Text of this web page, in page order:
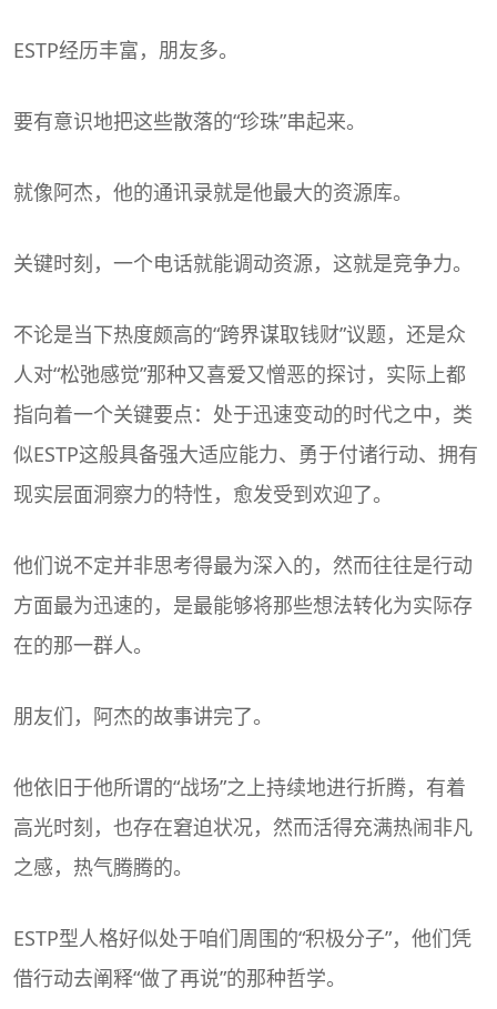
ESTP经历丰富，朋友多。
要有意识地把这些散落的“珍珠”串起来。
就像阿杰，他的通讯录就是他最大的资源库。
关键时刻，一个电话就能调动资源，这就是竞争力。
不论是当下热度颇高的“跨界谋取钱财”议题，还是众
人对“松弛感觉”那种又喜爱又憎恶的探讨，实际上都
指向着一个关键要点：处于迅速变动的时代之中，类
似ESTP这般具备强大适应能力、勇于付诸行动、拥有
现实层面洞察力的特性，愈发受到欢迎了。
他们说不定并非思考得最为深入的，然而往往是行动
方面最为迅速的，是最能够将那些想法转化为实际存
在的那一群人。
朋友们，阿杰的故事讲完了。
他依旧于他所谓的“战场”之上持续地进行折腾，有着
高光时刻，也存在窘迫状况，然而活得充满热闹非凡
之感，热气腾腾的。
ESTP型人格好似处于咱们周围的“积极分子”，他们凭
借行动去阐释“做了再说”的那种哲学。